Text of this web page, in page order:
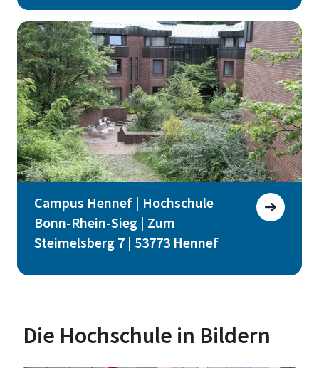
Campus Hennef | Hochschule
Bonn-Rhein-Sieg | Zum
Steimelsberg 7 | 53773 Hennef
Die Hochschule in Bildern